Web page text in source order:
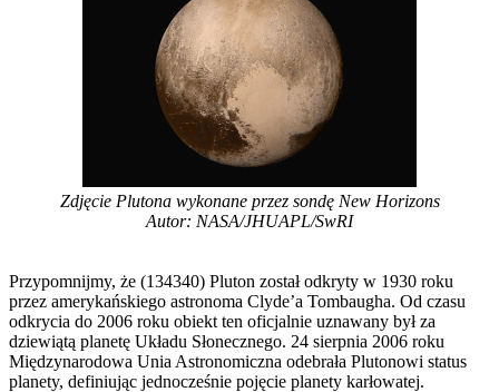
Zdjęcie Plutona wykonane przez sondę New Horizons
Autor: NASA/JHUAPL/SwRI
Przypomnijmy, że (134340) Pluton został odkryty w 1930 roku
przez amerykańskiego astronoma Clyde’a Tombaugha. Od czasu
odkrycia do 2006 roku obiekt ten oficjalnie uznawany był za
dziewiątą planetę Układu Słonecznego. 24 sierpnia 2006 roku
Międzynarodowa Unia Astronomiczna odebrała Plutonowi status
planety, definiując jednocześnie pojęcie planety karłowatej.